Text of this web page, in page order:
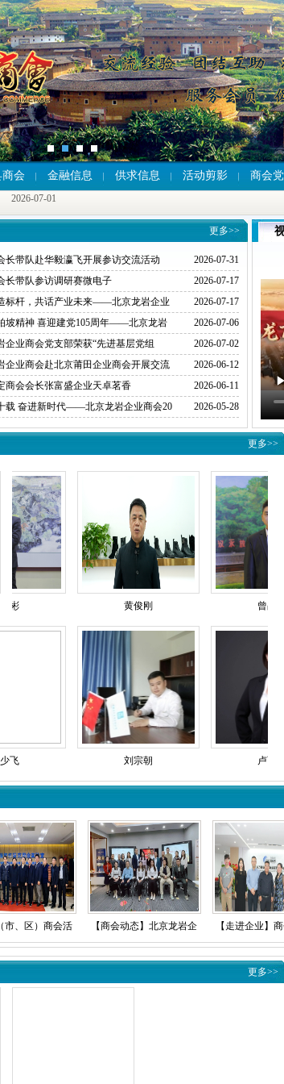
商会 金融信息 供求信息 活动剪影 商会
2026-07-01
2026-07-01
2026-07-01
更多>>
长带队赴华毅瀛飞开展参访交流活动
2026-07-31
长带队参访调研赛微电子
2026-07-17
标杆，共话产业未来——北京龙岩企业
工厂参访交流
2026-07-17
坡精神 喜迎建党105周年——北京龙岩
坡开展红色教育主题党日活动
2026-07-06
企业商会党支部荣获“先进基层党组
2026-07-02
企业商会赴北京莆田企业商会开展交流
2026-06-12
商会会长张富盛企业天卓茗香
2026-06-11
载 奋进新时代——北京龙岩企业商会20
员会成立大会在京举行
2026-05-28
更多>>
黄俊刚 曾占市
刘宗朝 卢丽萍
、区）商会活
驻京联络处领
【商会动态】北京龙岩企
业商会联合举办“华福证券
【走进企业】商
访调研拟任副会
企业北京雄鹰国际
更多>>